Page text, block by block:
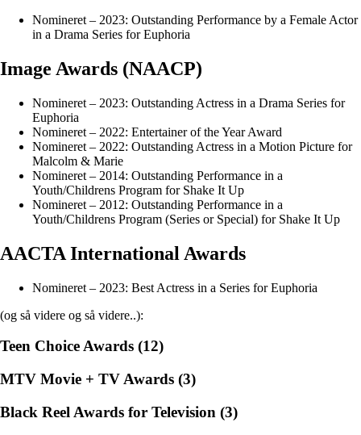
Nomineret – 2023: Outstanding Performance by a Female Actor
in a Drama Series for Euphoria
Image Awards (NAACP)
Nomineret – 2023: Outstanding Actress in a Drama Series for
Euphoria
Nomineret – 2022: Entertainer of the Year Award
Nomineret – 2022: Outstanding Actress in a Motion Picture for
Malcolm & Marie
Nomineret – 2014: Outstanding Performance in a
Youth/Childrens Program for Shake It Up
Nomineret – 2012: Outstanding Performance in a
Youth/Childrens Program (Series or Special) for Shake It Up
AACTA International Awards
Nomineret – 2023: Best Actress in a Series for Euphoria
(og så videre og så videre..):
Teen Choice Awards (12)
MTV Movie + TV Awards (3)
Black Reel Awards for Television (3)